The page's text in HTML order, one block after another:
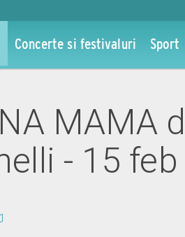
Concerte si festivaluri Sport
MAMA
- 15